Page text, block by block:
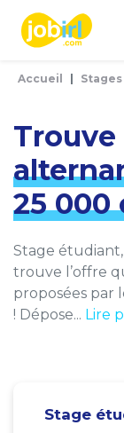
Accueil
Trouve
25 000
Stage
trouve l’offre
proposées par
! Dépose... Lire
Stage
Panneau de